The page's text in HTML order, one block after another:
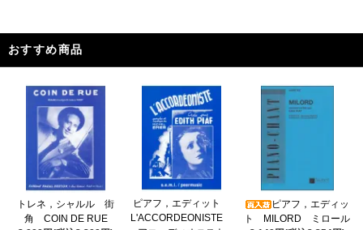
おすすめ商品
トレネ，シャルル 街
角 COIN DE RUE
ピアフ，エディット
L'ACCORDEONISTE
ピアフ，エディッ
ト MILORD ミロール